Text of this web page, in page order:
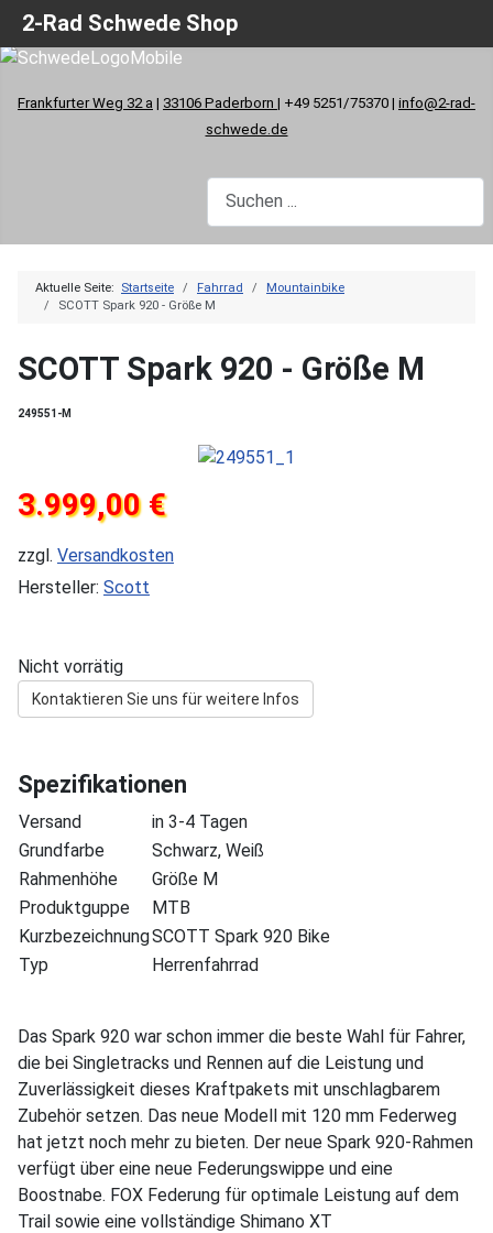
Frankfurter Weg 32 a | 33106 Paderborn | +49 5251/75370 | info@2-rad-
schwede.de
Aktuelle Seite: Startseite Fahrrad
Mountainbike
SCOTT Spark 920 - Größe M
SCOTT Spark 920 - Größe M
249551-M
3.999,00 €
zzgl. Versandkosten
Hersteller: Scott
Nicht vorrätig
Kontaktieren Sie uns für weitere Infos
Spezifikationen
Versand
in 3-4 Tagen
Grundfarbe
Schwarz, Weiß
Rahmenhöhe
Größe M
Produktguppe
MTB
KurzbezeichnungSCOTT Spark 920 Bike
Typ
Herrenfahrrad
Das Spark 920 war schon immer die beste Wahl für Fahrer,
die bei Singletracks und Rennen auf die Leistung und
Zuverlässigkeit dieses Kraftpakets mit unschlagbarem
Zubehör setzen. Das neue Modell mit 120 mm Federweg
hat jetzt noch mehr zu bieten. Der neue Spark 920-Rahmen
verfügt über eine neue Federungswippe und eine
Boostnabe. FOX Federung für optimale Leistung auf dem
Trail sowie eine vollständige Shimano XT
2-Rad Schwede Shop